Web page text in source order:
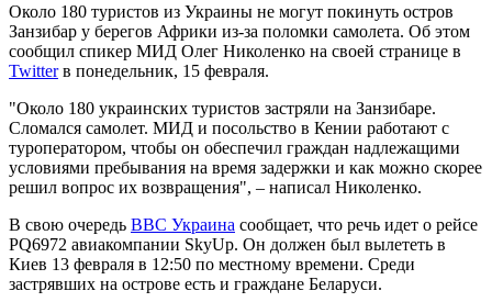
Около 180 туристов из Украины не могут покинуть остров
Занзибар у берегов Африки из-за поломки самолета. Об этом
сообщил спикер МИД Олег Николенко на своей странице в
Twitterв понедельник, 15 февраля.
"Около 180 украинских туристов застряли на Занзибаре.
Сломался самолет. МИД и посольство в Кении работают с
туроператором, чтобы он обеспечил граждан надлежащими
условиями пребывания на время задержки и как можно скорее
решил вопрос их возвращения", – написал Николенко.
В свою очередь ВВС Украина сообщает, что речь идет о рейсе
PQ6972 авиакомпании SkyUp. Он должен был вылететь в
Киев 13 февраля в 12:50 по местному времени. Среди
застрявших на острове есть и граждане Беларуси.